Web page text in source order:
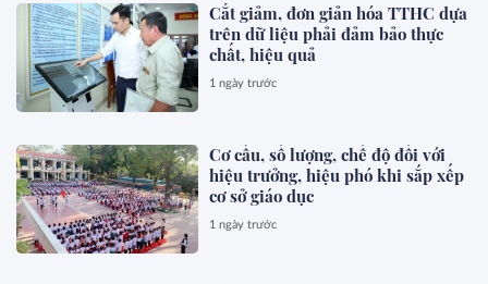
Cắt giảm, đơn giản hóa TTHC dựa
trên dữ liệu phải đảm bảo thực
chất, hiệu quả
1 ngày trước
Cơ cấu, số lượng, chế độ đối với
hiệu trưởng, hiệu phó khi sắp xếp
cơ sở giáo dục
1 ngày trước